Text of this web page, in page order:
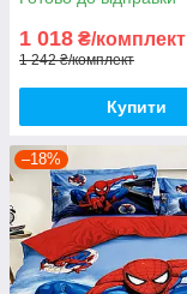
1 018 ₴/комплект
1 242 ₴/комплект
Купити
–18%